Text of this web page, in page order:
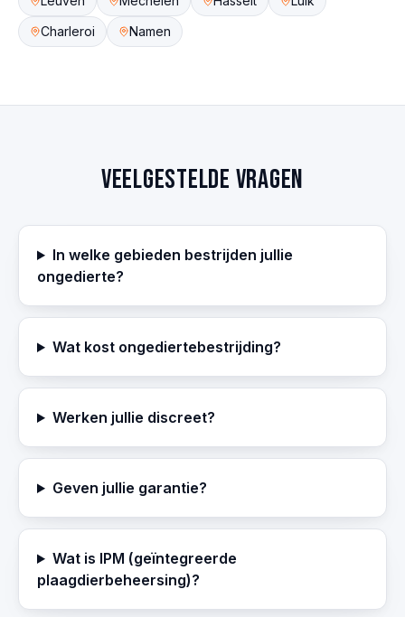
Charleroi
Namen
Veelgestelde vragen
In welke gebieden bestrijden jullie
ongedierte?
Wat kost ongediertebestrijding?
Werken jullie discreet?
Geven jullie garantie?
Wat is IPM (geïntegreerde
plaagdierbeheersing)?